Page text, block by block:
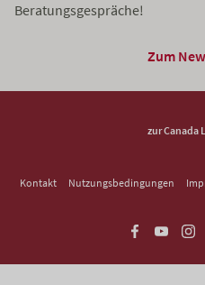
Beratungsgespräche!
Zum
zur Canada
Kontakt Nutzungsbedingungen